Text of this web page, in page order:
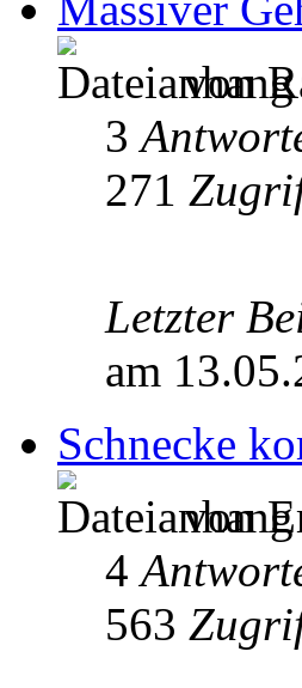
von
3
271
Letzter
am
Schnecke
von
4
563